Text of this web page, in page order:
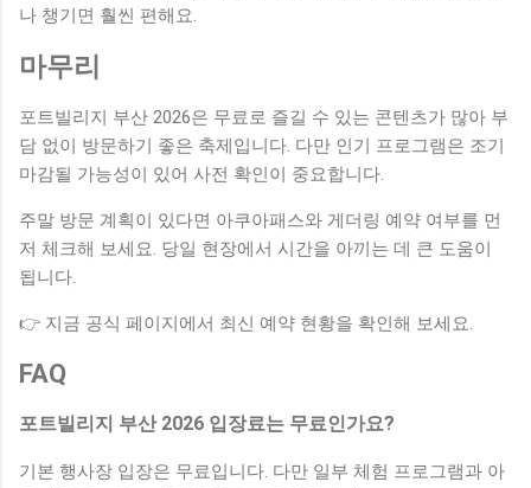
나 챙기면 훨씬 편해요.
마무리
포트빌리지 부산 2026은 무료로 즐길 수 있는 콘텐츠가 많아 부
담 없이 방문하기 좋은 축제입니다. 다만 인기 프로그램은 조기
마감될 가능성이 있어 사전 확인이 중요합니다.
주말 방문 계획이 있다면 아쿠아패스와 게더링 예약 여부를 먼
저 체크해 보세요. 당일 현장에서 시간을 아끼는 데 큰 도움이
됩니다.
👉 지금 공식 페이지에서 최신 예약 현황을 확인해 보세요.
FAQ
포트빌리지 부산 2026 입장료는 무료인가요?
기본 행사장 입장은 무료입니다. 다만 일부 체험 프로그램과 아